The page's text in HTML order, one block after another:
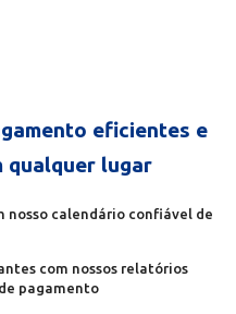
eficientes e
qualquer lugar
nosso calendário confiável de
com nossos relatórios
pagamento